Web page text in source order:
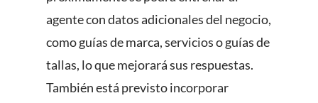
agente con datos adicionales del negocio,
como guías de marca, servicios o guías de
tallas, lo que mejorará sus respuestas.
También está previsto incorporar